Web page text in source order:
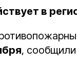
в
, сообщили